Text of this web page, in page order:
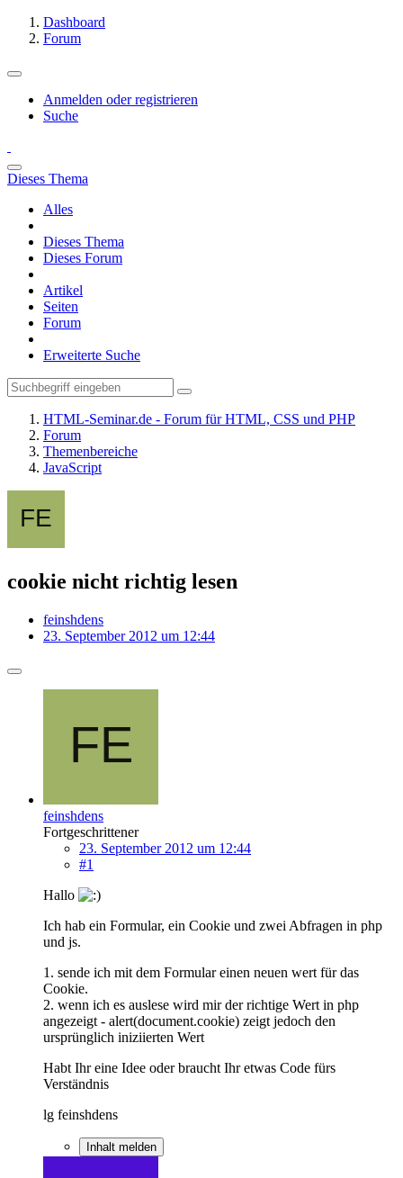
Dashboard
Forum
Anmelden oder registrieren
Suche
Dieses Thema
Alles
Dieses Thema
Dieses Forum
Artikel
Seiten
Forum
Erweiterte Suche
HTML-Seminar.de - Forum für HTML, CSS und PHP
Forum
Themenbereiche
JavaScript
cookie nicht richtig lesen
feinshdens
23. September 2012 um 12:44
feinshdens
Fortgeschrittener
23. September 2012 um 12:44
#1
Hallo
Ich hab ein Formular, ein Cookie und zwei Abfragen in php
und js.
1. sende ich mit dem Formular einen neuen wert für das
Cookie.
2. wenn ich es auslese wird mir der richtige Wert in php
angezeigt - alert(document.cookie) zeigt jedoch den
ursprünglich iniziierten Wert
Habt Ihr eine Idee oder braucht Ihr etwas Code fürs
Verständnis
lg feinshdens
Inhalt melden